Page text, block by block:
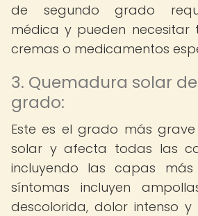
de segundo grado
médica y pueden necesitar
cremas o medicamentos
3. Quemadura solar
grado:
Este es el grado más
solar y afecta todas las
incluyendo las capas más
síntomas incluyen
descolorida, dolor intenso